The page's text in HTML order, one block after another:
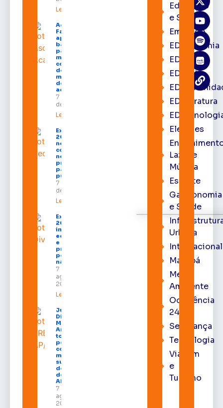
Leia mais »
Acácio
Favacho
apresenta
balanço
parcial do
mandato
com mais
de R$ 668
milhões
destinados
ao Amapá
7 de agosto
de 2026
Leia mais »
Expofeira
2026 começa
neste sábado
com shows,
negócios e
programação
para todos os
públicos
7 de agosto
de 2026
Leia mais »
Expofeira
2026
impulsiona
economia
e aumenta
procura
por hotéis
na capital
7 de
agosto de
2026
Leia mais »
Juiz
Diego
Moura de
Araújo
toma
posse
como
membro
substituto
do Pleno
do TRE-
AP
7 de
agosto de
2026
Educação
e Saúde
Emprego
EDacademia
EDbrasília
EDcast
EDliteratura
Eleições
Lazer e
Música
Esporte
Gastronomia
e Saúde
Urbana
Internacional
Macapá
Meio
Ambiente
Ocorrência
24h
Segurança
Tecnologia
Viagem
e
Turismo